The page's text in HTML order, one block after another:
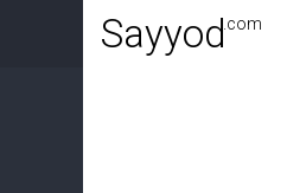
Sayyod.com